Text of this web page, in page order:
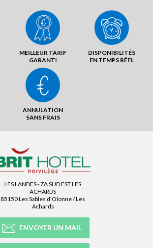
MEILLEUR TARIF
GARANTI
DISPONIBILITÉS
EN TEMPS RÉEL
ANNULATION
SANS FRAIS
LES LANDES - ZA SUD EST LES
ACHARDS
85150 Les Sables d'Olonne / Les
Achards
ENVOYER UN MAIL